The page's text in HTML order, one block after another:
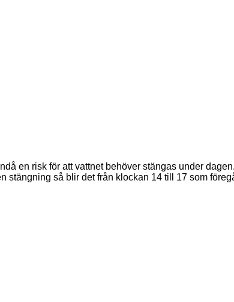
en risk för att vattnet behöver stängas under dagen.
så blir det från klockan 14 till 17 som